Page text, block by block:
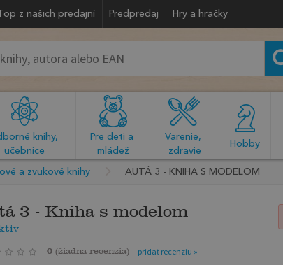
Top z našich predajní Predpredaj Hry a hračky
knihy,
učebnice
Pre deti a
mládež
Varenie,
zdravie
Hobby
a zvukové knihy AUTÁ 3 - KNIHA S MODELOM
3 - Kniha s modelom
0 (žiadna recenzia) pridať recenziu »